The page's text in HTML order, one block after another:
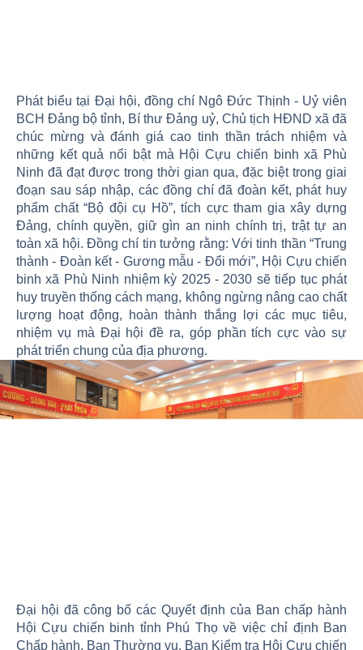
Phát biểu tại Đại hội, đồng chí Ngô Đức Thịnh - Uỷ viên
BCH Đảng bộ tỉnh, Bí thư Đảng uỷ, Chủ tịch HĐND xã đã
chúc mừng và đánh giá cao tinh thần trách nhiệm và
những kết quả nổi bật mà Hội Cựu chiến binh xã Phù
Ninh đã đạt được trong thời gian qua, đặc biệt trong giai
đoạn sau sáp nhập, các đồng chí đã đoàn kết, phát huy
phẩm chất “Bộ đội cụ Hồ”, tích cực tham gia xây dựng
Đảng, chính quyền, giữ gìn an ninh chính trị, trật tự an
toàn xã hội. Đồng chí tin tưởng rằng: Với tinh thần “Trung
thành - Đoàn kết - Gương mẫu - Đổi mới”, Hội Cựu chiến
binh xã Phù Ninh nhiệm kỳ 2025 - 2030 sẽ tiếp tục phát
huy truyền thống cách mạng, không ngừng nâng cao chất
lượng hoạt động, hoàn thành thắng lợi các mục tiêu,
nhiệm vụ mà Đại hội đề ra, góp phần tích cực vào sự
phát triển chung của địa phương.
Đại hội đã công bố các Quyết định của Ban chấp hành
Hội Cựu chiến binh tỉnh Phú Thọ về việc chỉ định Ban
Chấp hành, Ban Thường vụ, Ban Kiểm tra Hội Cựu chiến